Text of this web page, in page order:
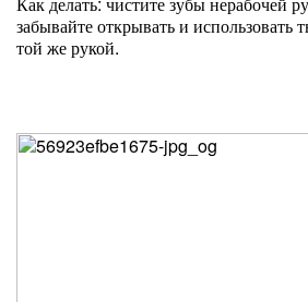
забывайте открывать и использовать
той же рукой.